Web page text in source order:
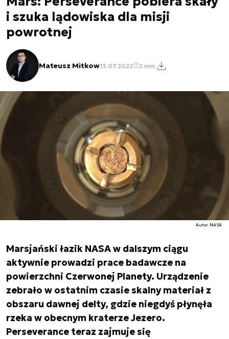
i szuka lądowiska dla misji
powrotnej
Mateusz Mitkow13.07.2022 2 min.
Autor. NASA
Marsjański łazik NASA w dalszym ciągu
aktywnie prowadzi prace badawcze na
powierzchni Czerwonej Planety. Urządzenie
zebrało w ostatnim czasie skalny materiał z
obszaru dawnej delty, gdzie niegdyś płynęła
rzeka w obecnym kraterze Jezero.
Perseverance teraz zajmuje się